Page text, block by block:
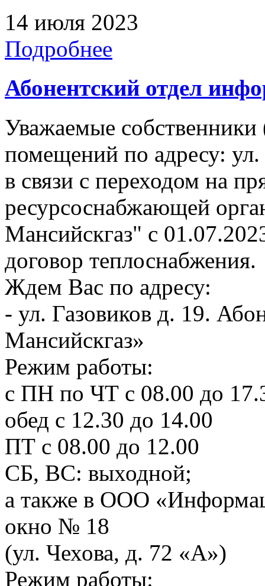
14 июля 2023
Подробнее
Абонентский отдел
Уважаемые
помещений по адресу:
в связи с переходом на
ресурсоснабжающей
Мансийскгаз" с
договор теплоснабжения.
Ждем Вас по адресу:
- ул. Газовиков д. 19.
Мансийскгаз»
Режим работы:
с ПН по ЧТ с 08.00 до
обед с 12.30 до 14.00
ПТ с 08.00 до 12.00
СБ, ВС: выходной;
а также в ООО
окно № 18
(ул. Чехова, д. 72 «А»)
Режим работы: